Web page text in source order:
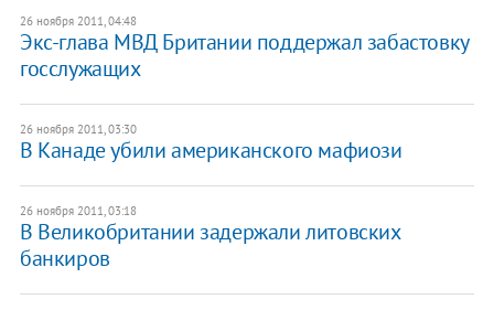
26 ноября 2011, 04:48
​Экс-глава МВД Британии поддержал забастовку
госслужащих
26 ноября 2011, 03:30
В Канаде убили американского мафиози
26 ноября 2011, 03:18
​В Великобритании задержали литовских
банкиров